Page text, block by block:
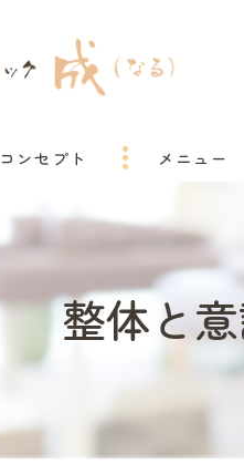
コンセプト メニュー
整体と